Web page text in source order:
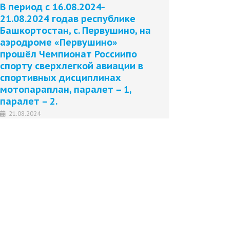
В период с 16.08.2024-
21.08.2024 годав республике
Башкортостан, с. Первушино, на
аэродроме «Первушино»
прошёл Чемпионат Россиипо
спорту сверхлегкой авиации в
спортивных дисциплинах
мотопараплан, паралет – 1,
паралет – 2.
21.08.2024